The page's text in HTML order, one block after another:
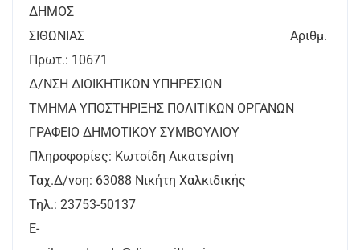
ΔΗΜΟΣ
ΣΙΘΩΝΙΑΣ Αριθμ.
Πρωτ.: 10671
Δ/ΝΣΗ ΔΙΟΙΚΗΤΙΚΩΝ ΥΠΗΡΕΣΙΩΝ
ΤΜΗΜΑ ΥΠΟΣΤΗΡΙΞΗΣ ΠΟΛΙΤΙΚΩΝ ΟΡΓΑΝΩΝ
ΓΡΑΦΕΙΟ ΔΗΜΟΤΙΚΟΥ ΣΥΜΒΟΥΛΙΟΥ
Πληροφορίες: Κωτσίδη Αικατερίνη
Ταχ.Δ/νση: 63088 Νικήτη Χαλκιδικής
Τηλ.: 23753-50137
E-